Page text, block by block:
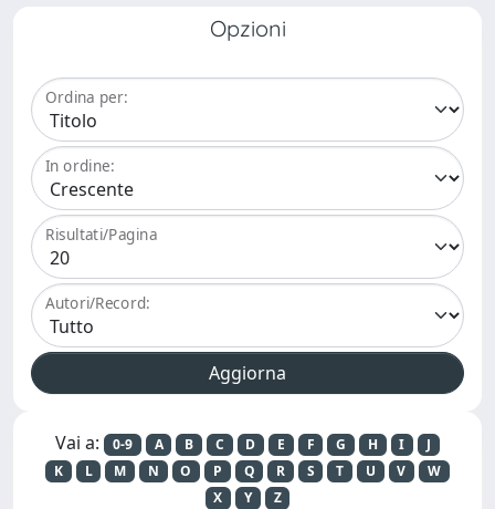
Opzioni
Ordina per:
In ordine:
Risultati/Pagina
Autori/Record:
Vai a: 0-9 A B C D E F G H I
J
K
L M N O P Q R S T U V
W
X
Y Z